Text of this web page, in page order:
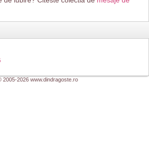
2005-2026 www.dindragoste.ro